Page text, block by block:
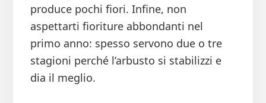
produce pochi fiori. Infine, non
aspettarti fioriture abbondanti nel
primo anno: spesso servono due o tre
stagioni perché l’arbusto si stabilizzi e
dia il meglio.